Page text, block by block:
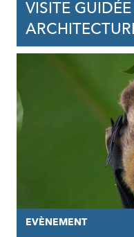
VISITE
EVÈNEMENT